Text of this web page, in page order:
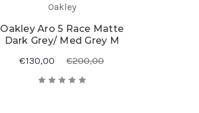
Oakley
Oakley Aro 5 Race Matte
Dark Grey/ Med Grey M
€130,00
€200,00